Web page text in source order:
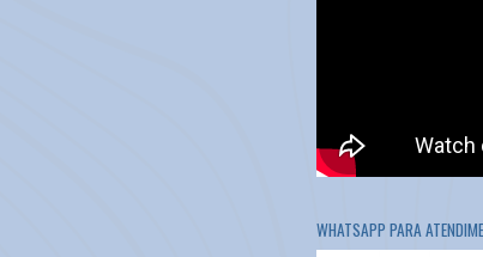
WHATSAPP PARA